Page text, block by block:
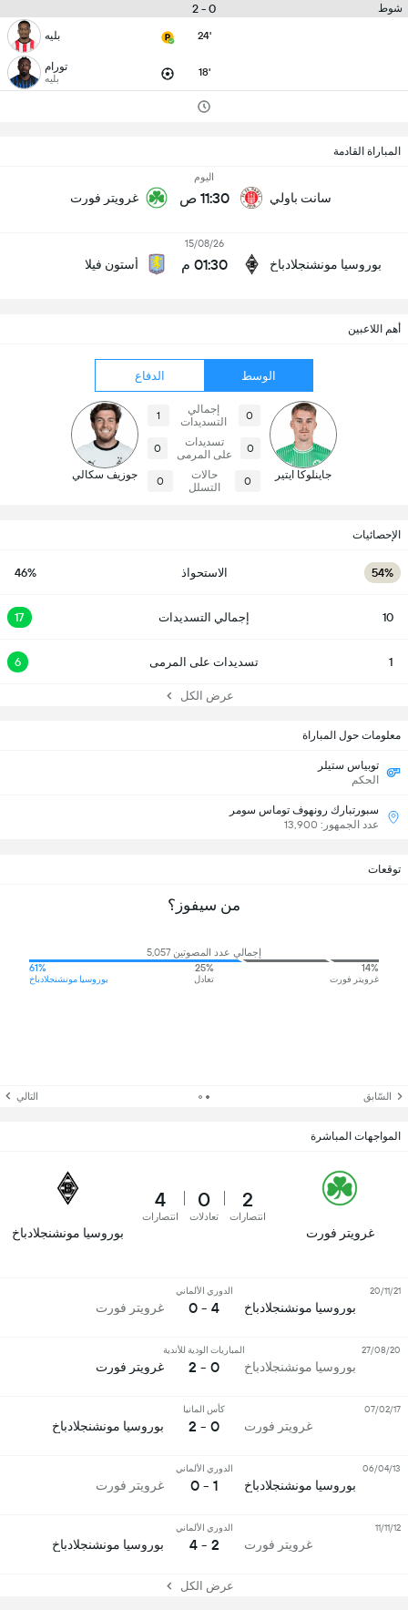
شوط 0 - 2
24' بليه
18' تورام
بليه
المباراة القادمة
سانت باولي
اليوم
11:30 ص غرويتر فورت
بوروسيا مونشنجلادباخ
15/08/26
01:30 م أستون فيلا
أهم اللاعبين
الوسط الدفاع
جاينلوكا ايتير
0
إجمالي
التسديدات
1
0
تسديدات
على المرمى
0
0
حالات
التسلل
0 جوزيف سكالي
الإحصائيات
54% الاستحواذ 46%
10 إجمالي التسديدات 17
1 تسديدات على المرمى 6
عرض الكل
معلومات حول المباراة
توبياس ستيلر
الحكم
سبورتبارك رونهوف توماس سومر
عدد الجمهور: 13,900
توقعات
من سيفوز؟
إجمالي عدد المصوتين 5,057
14%
غرويتر فورت
25%
تعادل
61%
بوروسيا مونشنجلادباخ
السّابق التالي
المواجهات المباشرة
غرويتر فورت
2
انتصارات
0
تعادلات
4
انتصارات
بوروسيا مونشنجلادباخ
بوروسيا مونشنجلادباخ
الدوري الألماني
4 - 0 غرويتر فورت
20/11/21
بوروسيا مونشنجلادباخ
المباريات الودية للأندية
0 - 2 غرويتر فورت
27/08/20
غرويتر فورت
كأس المانيا
0 - 2 بوروسيا مونشنجلادباخ
07/02/17
بوروسيا مونشنجلادباخ
الدوري الألماني
1 - 0 غرويتر فورت
06/04/13
غرويتر فورت
الدوري الألماني
2 - 4 بوروسيا مونشنجلادباخ
11/11/12
عرض الكل